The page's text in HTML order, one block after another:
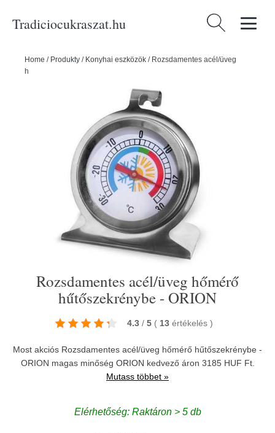
Tradiciocukraszat.hu Keresés:
Home / Produkty / Konyhai eszközök / Rozsdamentes acél/üveg
hőmérő hűtőszekrénybe - ORION
Rozsdamentes acél/üveg hőmérő
hűtőszekrénybe - ORION
4.3 / 5 ( 13 értékelés )
Most akciós Rozsdamentes acél/üveg hőmérő hűtőszekrénybe -
ORION magas minőség ORION kedvező áron 3185 HUF Ft.
Mutass többet »
Elérhetőség: Raktáron > 5 db